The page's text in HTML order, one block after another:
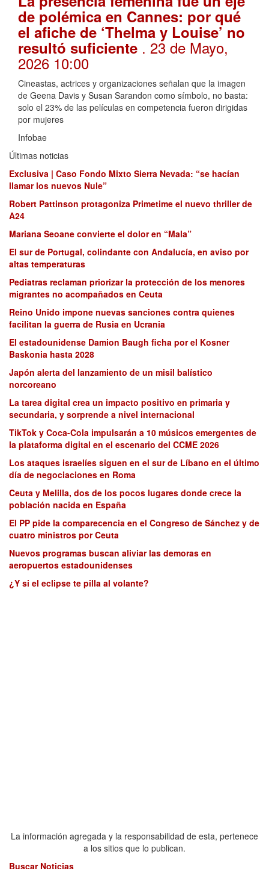
de polémica en Cannes: por qué
el afiche de ‘Thelma y Louise’ no
resultó suficiente . 23 de Mayo,
2026 10:00
Cineastas, actrices y organizaciones señalan que la imagen
de Geena Davis y Susan Sarandon como símbolo, no basta:
solo el 23% de las películas en competencia fueron dirigidas
por mujeres
Infobae
Últimas noticias
Exclusiva | Caso Fondo Mixto Sierra Nevada: “se hacían
llamar los nuevos Nule”
Robert Pattinson protagoniza Primetime el nuevo thriller de
A24
Mariana Seoane convierte el dolor en “Mala”
El sur de Portugal, colindante con Andalucía, en aviso por
altas temperaturas
Pediatras reclaman priorizar la protección de los menores
migrantes no acompañados en Ceuta
Reino Unido impone nuevas sanciones contra quienes
facilitan la guerra de Rusia en Ucrania
El estadounidense Damion Baugh ficha por el Kosner
Baskonia hasta 2028
Japón alerta del lanzamiento de un misil balístico
norcoreano
La tarea digital crea un impacto positivo en primaria y
secundaria, y sorprende a nivel internacional
TikTok y Coca-Cola impulsarán a 10 músicos emergentes de
la plataforma digital en el escenario del CCME 2026
Los ataques israelíes siguen en el sur de Líbano en el último
día de negociaciones en Roma
Ceuta y Melilla, dos de los pocos lugares donde crece la
población nacida en España
El PP pide la comparecencia en el Congreso de Sánchez y de
cuatro ministros por Ceuta
Nuevos programas buscan aliviar las demoras en
aeropuertos estadounidenses
¿Y si el eclipse te pilla al volante?
La información agregada y la responsabilidad de esta, pertenece
a los sitios que lo publican.
Buscar Noticias